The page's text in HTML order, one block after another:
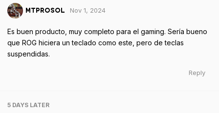
MTPROSOL Nov 1, 2024
Es buen producto, muy completo para el gaming. Sería bueno
que ROG hiciera un teclado como este, pero de teclas
suspendidas.
Reply
5 DAYS LATER